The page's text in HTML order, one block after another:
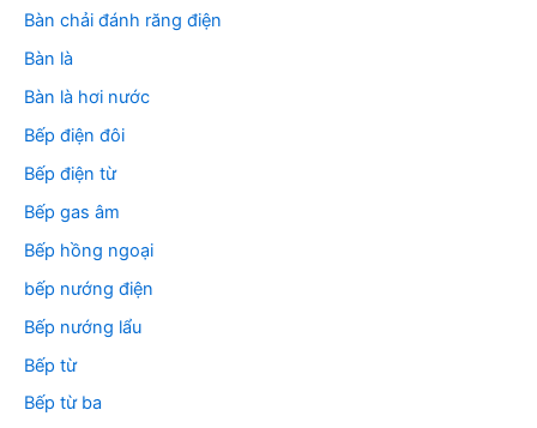
Bàn chải đánh răng điện
Bàn là
Bàn là hơi nước
Bếp điện đôi
Bếp điện từ
Bếp gas âm
Bếp hồng ngoại
bếp nướng điện
Bếp nướng lẩu
Bếp từ
Bếp từ ba